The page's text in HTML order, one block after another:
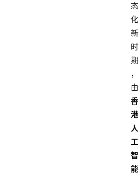
态
化
新
时
期
，
由
香
港
人
工
智
能